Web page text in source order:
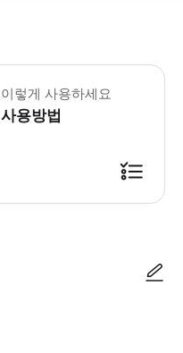
이렇게 사용하세요
사용방법